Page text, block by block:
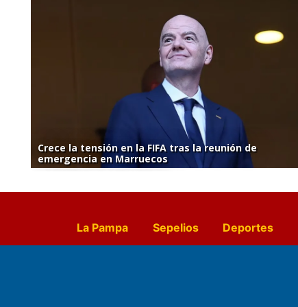
Crece la tensión en la FIFA tras la reunión de
emergencia en Marruecos
La Pampa Sepelios Deportes